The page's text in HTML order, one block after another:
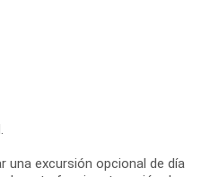
una excursión opcional de día